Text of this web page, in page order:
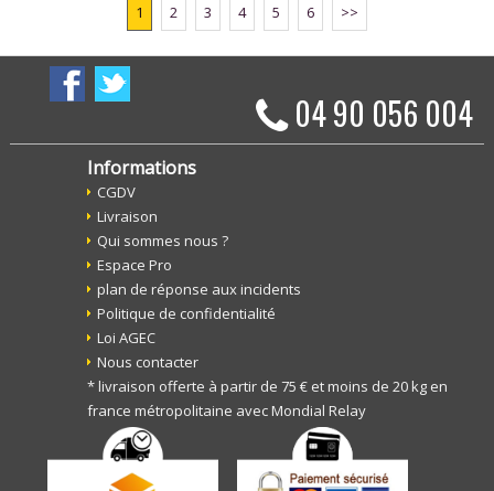
1 2 3 4 5 6 >>
04 90 056 004
Informations
CGDV
Livraison
Qui sommes nous ?
Espace Pro
plan de réponse aux incidents
Politique de confidentialité
Loi AGEC
Nous contacter
* livraison offerte à partir de 75 € et moins de 20 kg en
france métropolitaine avec Mondial Relay